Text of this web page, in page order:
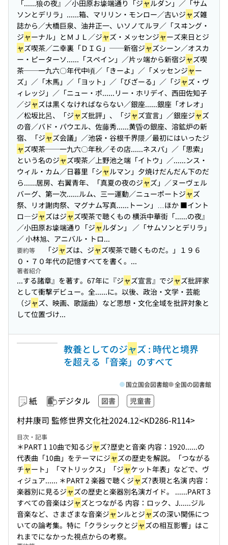
「......狼の夜』／小田原お壕端通り「ジャルダン」／「サム
ソンとデリラ」......箱、マリリン・モンロー／古いジャズ雑
誌から／大橋巨泉、油井正一、いソノてルヲ／「スヰング・
ジャーナル」とＭＪＬ／ジャズ・メッセンジャーズ来日とジ
ャズ喫茶／二幸裏「ＤＩＧ」──新宿ジャズシーン／オスカ
ー・ピーターソ......「スペイン」／片ッ端から新宿ジャズ喫
茶──一九六〇年代中頃／「きーよ」／「メッセンジャー
ズ」／「木馬」／「ヨット」／「びざーる」／「ジャズ・ヴ
ィレッジ」／「ニュー・ポ......リー・ホリデイ、西田佐知子
／ジャズは黒くなければならない／銀座......銀座「オレオ」
／松坂比呂、「ジャズ批評」、「ジャズ宣言」／銀座ジャズ
の音／バド・パウエル、佐藤秀......黄昏の銀座、溶鉱炉の新
宿、「ジャズ会議」／池袋・谷根千界隈／最初にはいったジ
ャズ喫茶──一九六〇年秋／その店......ネスパ」／「思索」
という名のジャズ喫茶／上野池之端「イトウ」／......ンス・
ウィル・カム／日暮里「シャルマン」夕焼けだんだん下のだ
ら......居房、右翼青年、「真夏の夜のジャズ」／ヌーヴェル
バーグ、第一次......ルム、三一運動／ニューポートジャズ
祭、リオ謝肉祭、マグナム写真......トーン」…ほか ■イント
ロ―ジャズはジャズ喫茶で聴くもの 横浜中華街「......の夜』
／小田原お壕端通り「ジャルダン」 ／「サムソンとデリラ」
／ 小林旭、アニバル・トロ...
要約等 「ジャズは、ジャズ喫茶で聴くものだ。」１９６
０・７０年代の記憶すべてを書く。...
著者紹介
...する諸章』を著す。67年に『ジャズ宣言』でジャズ批評家
として衝撃デビュー。全......に。以後、政治・文学・芸能
（ジャズ、映画、歌謡曲）など思想・文化全域を批評対象と
して位置づけ...
教養としてのジャズ : 時代と境界
を超える「音楽」のすべて
紙 デジタル 図書 児童書
村井康司 監修世界文化社2024.12<KD286-R114>
国立国会図書館 全国の図書館
目次・記事
＊PART 1 10曲で知るジャズ?歴史と音楽 内容：1920......の
代表曲「10曲」をテーマにジャズの歴史を解説。「つながる
チャート」「マトリックス」「ジャケット年表」などで、ヴ
ィジュア...... ＊PART 2 楽器で聴くジャズ?表現と名演 内容：
楽器別に見るジャズの歴史と楽器別名演ガイド。 ......PART 3
すべての音楽はジャズとつながる 内容：ロック、J......ジル
音楽など、さまざまな音楽ジャ ンルとジャズの深い関係につ
いての論考集。特に「クラシックとジャズの相互影響」はこ
れまでになかった視点からの考察。